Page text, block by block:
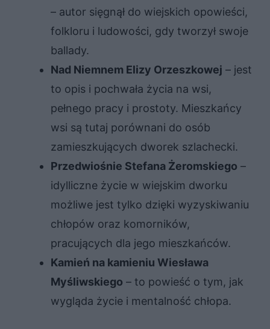
– autor sięgnął do wiejskich opowieści,
folkloru i ludowości, gdy tworzył swoje
ballady.
Nad Niemnem Elizy Orzeszkowej – jest
to opis i pochwała życia na wsi,
pełnego pracy i prostoty. Mieszkańcy
wsi są tutaj porównani do osób
zamieszkujących dworek szlachecki.
Przedwiośnie Stefana Żeromskiego –
idylliczne życie w wiejskim dworku
możliwe jest tylko dzięki wyzyskiwaniu
chłopów oraz komorników,
pracujących dla jego mieszkańców.
Kamień na kamieniu Wiesława
Myśliwskiego – to powieść o tym, jak
wygląda życie i mentalność chłopa.